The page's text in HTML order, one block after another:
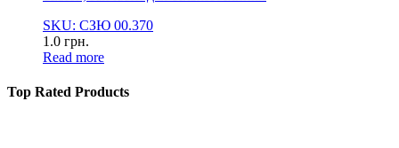
SKU: СЗЮ 00.370
1.0 грн.
Read more
Top Rated Products